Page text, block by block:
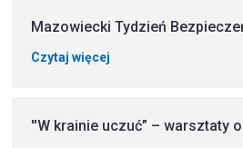
Mazowiecki Tydzień
Czytaj więcej
''W krainie uczuć” – warsztaty